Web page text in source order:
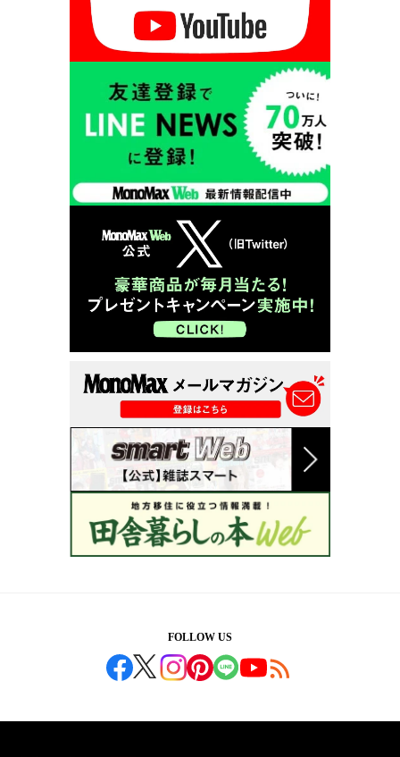
FOLLOW US